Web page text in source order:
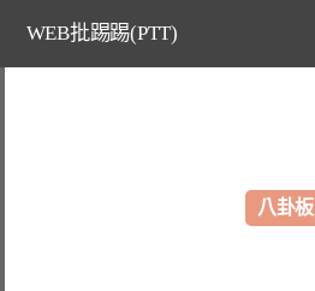
WEB批踢踢(PTT)
八卦板